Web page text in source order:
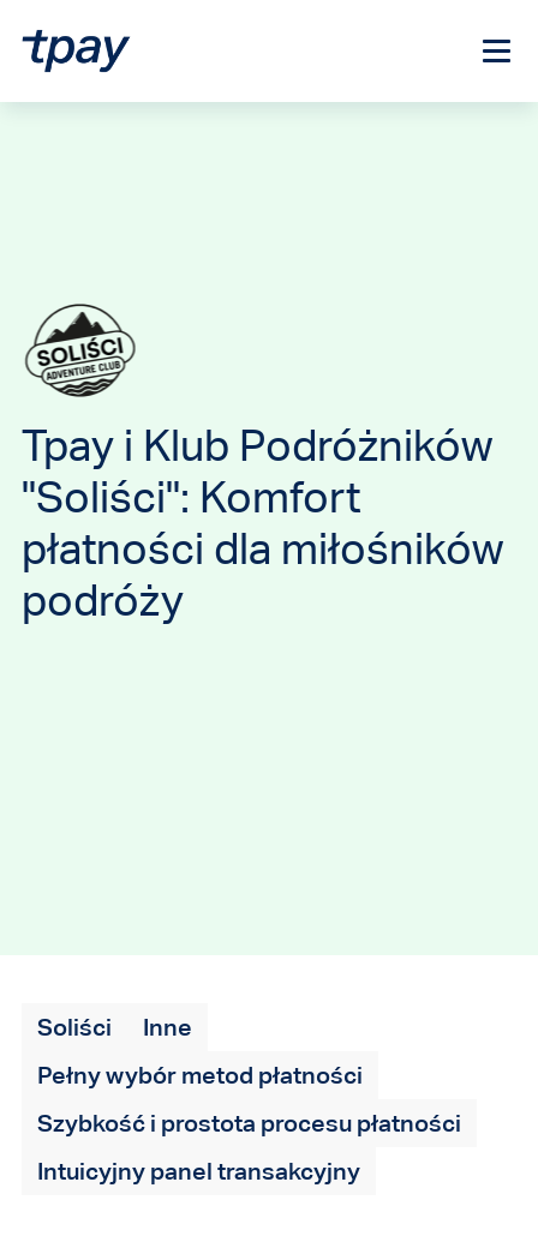
Tpay i Klub Podróżników
"Soliści": Komfort
płatności dla miłośników
podróży
Soliści
Inne
Pełny wybór metod płatności
Szybkość i prostota procesu płatności
Intuicyjny panel transakcyjny